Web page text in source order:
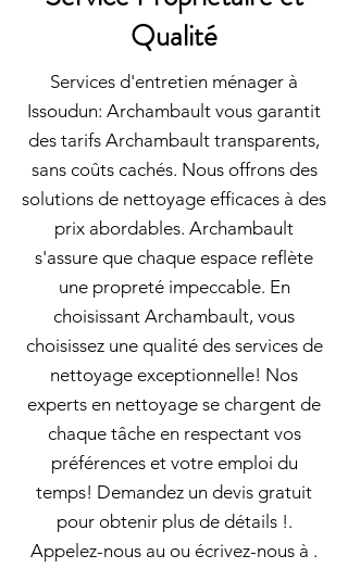
Qualité
Services d'entretien ménager à
Issoudun: Archambault vous garantit
des tarifs Archambault transparents,
sans coûts cachés. Nous offrons des
solutions de nettoyage efficaces à des
prix abordables. Archambault
s'assure que chaque espace reflète
une propreté impeccable. En
choisissant Archambault, vous
choisissez une qualité des services de
nettoyage exceptionnelle! Nos
experts en nettoyage se chargent de
chaque tâche en respectant vos
préférences et votre emploi du
temps! Demandez un devis gratuit
pour obtenir plus de détails !.
Appelez-nous au ou écrivez-nous à .